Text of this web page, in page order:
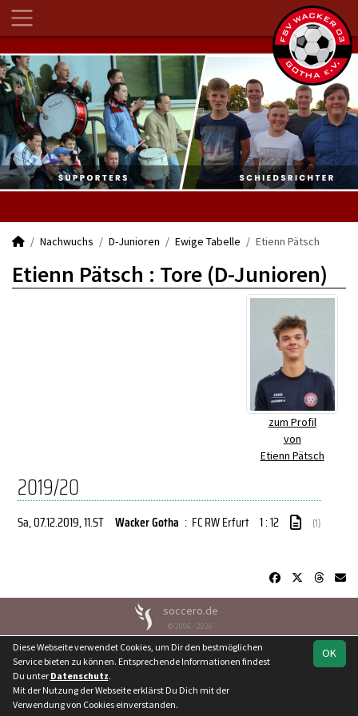
Nachwuchs D-Junioren Ewige Tabelle Etienn Pätsch
Etienn Pätsch : Tore (D-Junioren)
zum Profil
von
Etienn Pätsch
2019/20
Sa, 07.12.2019, 11.ST Wacker Gotha : FC RW Erfurt 1 : 12 (1)
soccero.de
© 2006 - 2026
Besucherstatistik Kontakt Geburtstage
Impressum
Datenschutz
OK
Diese Webseite verwendet Cookies, um Dir den bestmöglichen
Service bieten zu können. Entsprechende Informationen findest
Du unter Datenschutz.
Mit der Nutzung der Webseite erklärst Du Dich mit der
Verwendung von Cookies einverstanden.